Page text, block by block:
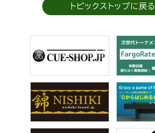
トピックストップに戻る